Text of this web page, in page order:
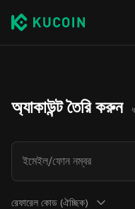
অ্যাকাউন্ট তৈরি করুন
ইমেইল/ফোন নম্বর
রেফারেল কোড (ঐচ্ছিক)